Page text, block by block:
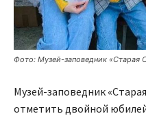
Фото: Музей-заповедник «Старая
Музей-заповедник
отметить двойной